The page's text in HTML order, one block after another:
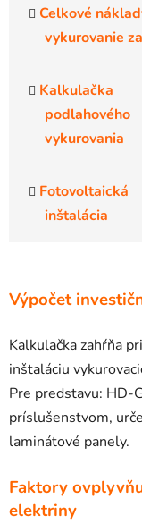
Celkové
vykurovanie
Kalkulačka
podlahového
vykurovania
Fotovoltaická
inštalácia
Výpočet
Kalkulačka zahŕňa
inštaláciu
Pre predstavu: HD-
príslušenstvom,
laminátové panely.
Faktory
elektriny